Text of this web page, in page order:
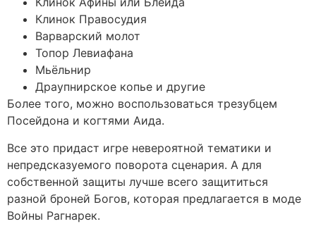
Клинок Правосудия
Варварский молот
Топор Левиафана
Мьёльнир
Драупнирское копье и другие
Более того, можно воспользоваться трезубцем
Посейдона и когтями Аида.
Все это придаст игре невероятной тематики и
непредсказуемого поворота сценария. А для
собственной защиты лучше всего защититься
разной броней Богов, которая предлагается в моде
Войны Рагнарек.